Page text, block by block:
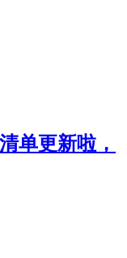
单更新啦，